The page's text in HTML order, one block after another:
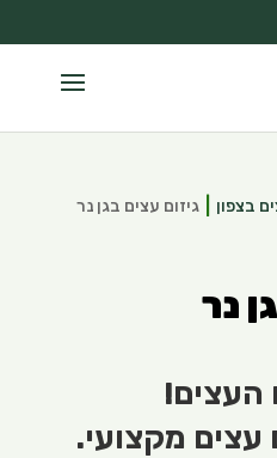
בצפון גיזום עצים בגן נר
נר
העצים!
עצים מקצועי.